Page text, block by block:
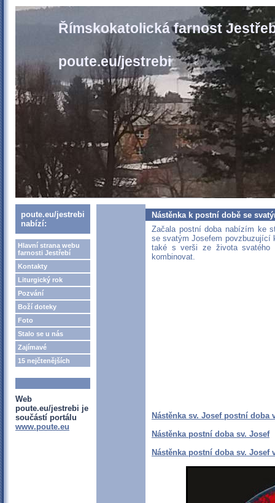
Římskokatolická farnost
poute.eu/jestrebi
poute.eu/jestrebi
nabízí:
Hlavní strana webu
farnosti Jestřebí
Kontakty
Liturgický rok
Pozvání
Boží doteky
Foto
Stalo se u nás
Zajímavé
15 nejčtenějších
Web
poute.eu/jestrebi je
součástí portálu
www.poute.eu
Nástěnka k postní době se
Začala postní doba nabízím ke
se svatým Josefem povzbuzující
také s verši ze života svatého
kombinovat.
Nástěnka sv. Josef postní
Nástěnka postní doba sv. Josef
Nástěnka postní doba sv. Josef